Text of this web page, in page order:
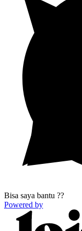
Bisa saya bantu ??
Powered by